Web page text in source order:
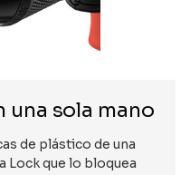
una sola mano
de plástico de una
Lock que lo bloquea